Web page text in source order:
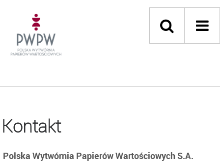
Kontakt
Polska Wytwórnia Papierów Wartościowych S.A.